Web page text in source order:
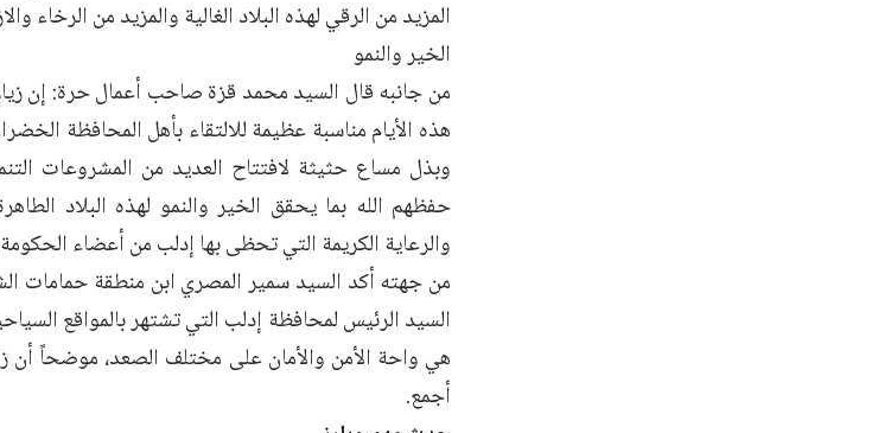
المزيد من الرقي لهذه البلاد الغالية والمزيد من الرخاء
الخير والنمو
من جانبه قال السيد محمد قزة صاحب أعمال حرة: إن
هذه الأيام مناسبة عظيمة للالتقاء بأهل المحافظة
وبذل مساع حثيثة لافتتاح العديد من المشروعات
حفظهم الله بما يحقق الخير والنمو لهذه البلاد
والرعاية الكريمة التي تحظى بها إدلب من أعضاء
من جهته أكد السيد سمير المصري ابن منطقة حمامات
السيد الرئيس لمحافظة إدلب التي تشتهر بالمواقع
هي واحة الأمن والأمان على مختلف الصعد، موضحاً أن
أجمع.